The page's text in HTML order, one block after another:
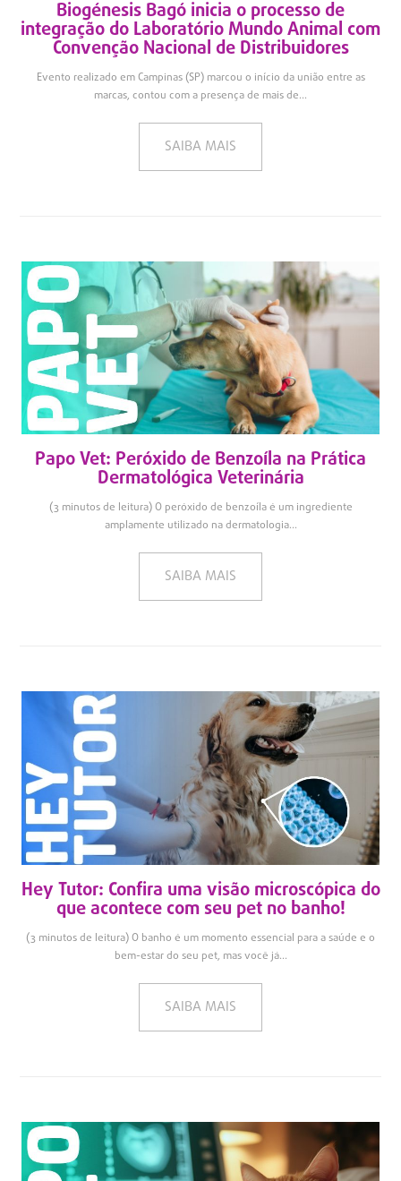
Biogénesis Bagó inicia o processo de
integração do Laboratório Mundo Animal com
Convenção Nacional de Distribuidores
Evento realizado em Campinas (SP) marcou o início da união entre as
marcas, contou com a presença de mais de...
SAIBA MAIS
Papo Vet: Peróxido de Benzoíla na Prática
Dermatológica Veterinária
(3 minutos de leitura) O peróxido de benzoíla é um ingrediente
amplamente utilizado na dermatologia...
SAIBA MAIS
Hey Tutor: Confira uma visão microscópica do
que acontece com seu pet no banho!
(3 minutos de leitura) O banho é um momento essencial para a saúde e o
bem-estar do seu pet, mas você já...
SAIBA MAIS